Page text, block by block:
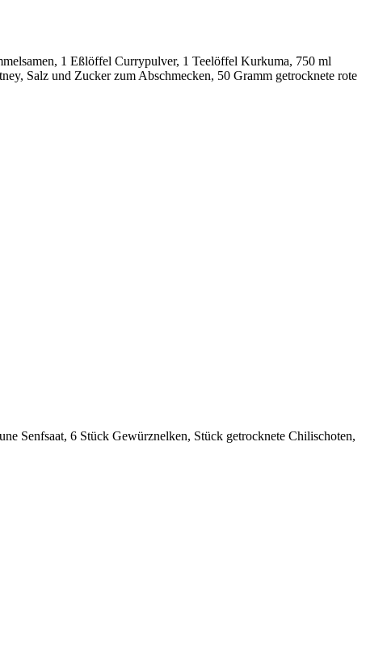
1 Eßlöffel Currypulver, 1 Teelöffel Kurkuma, 750 ml
Salz und Zucker zum Abschmecken, 50 Gramm getrocknete rote
Senfsaat, 6 Stück Gewürznelken, Stück getrocknete Chilischoten,